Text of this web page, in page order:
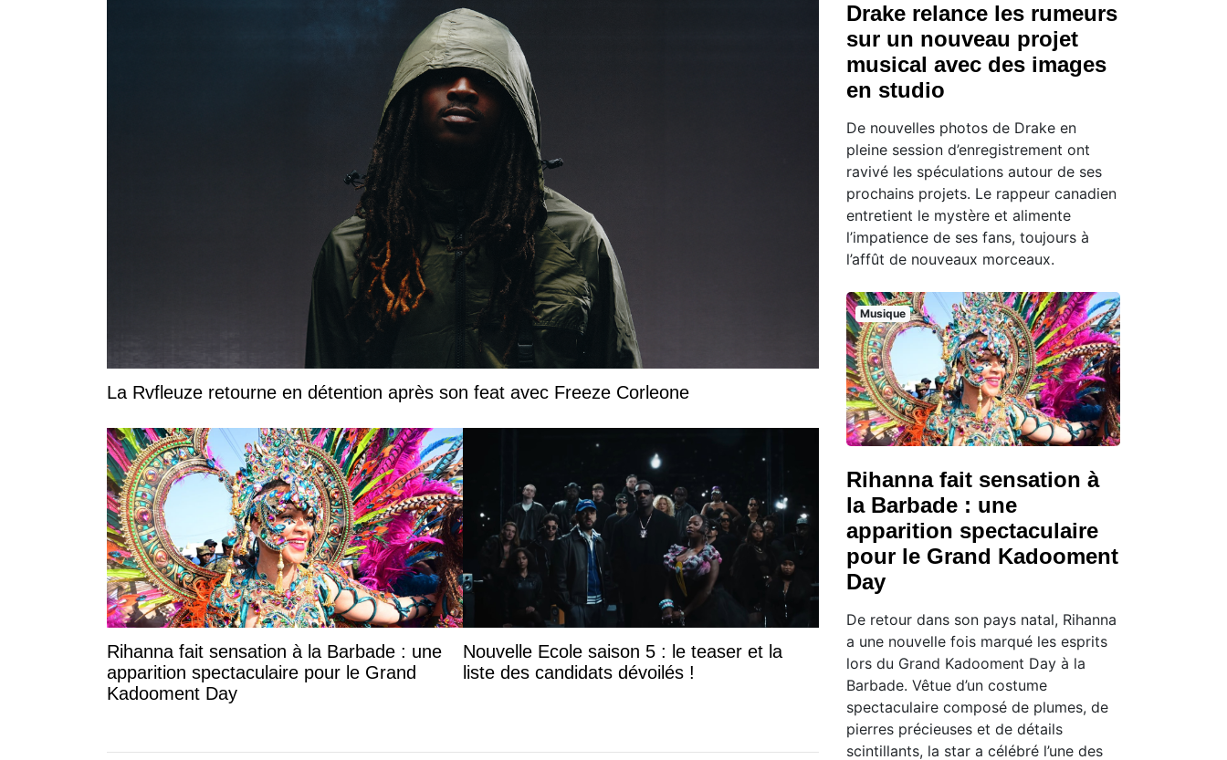
La Rvfleuze retourne en détention après son feat avec Freeze Corleone
Rihanna fait sensation à la Barbade : une
apparition spectaculaire pour le Grand
Kadooment Day
Nouvelle Ecole saison 5 : le teaser et la
liste des candidats dévoilés !
Drake relance les rumeurs
sur un nouveau projet
musical avec des images
en studio
De nouvelles photos de Drake en
pleine session d’enregistrement ont
ravivé les spéculations autour de ses
prochains projets. Le rappeur canadien
entretient le mystère et alimente
l’impatience de ses fans, toujours à
l’affût de nouveaux morceaux.
Musique
Rihanna fait sensation à
la Barbade : une
apparition spectaculaire
pour le Grand Kadooment
Day
De retour dans son pays natal, Rihanna
a une nouvelle fois marqué les esprits
lors du Grand Kadooment Day à la
Barbade. Vêtue d’un costume
spectaculaire composé de plumes, de
pierres précieuses et de détails
scintillants, la star a célébré l’une des